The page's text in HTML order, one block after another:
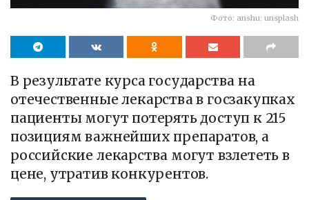
Фото: anshu: unsplash
В результате курса государства на
отечественные лекарства в госзакупках
пациенты могут потерять доступ к 215
позициям важнейших препаратов, а
российские лекарства могут взлететь в
цене, утратив конкурентов.